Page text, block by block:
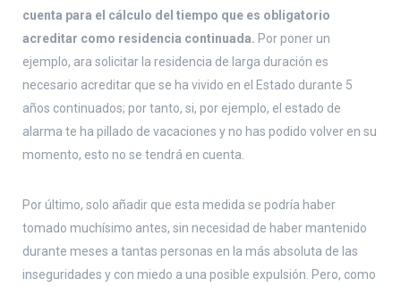
cuenta para el cálculo del tiempo que es obligatorio
acreditar como residencia continuada. Por poner un
ejemplo, ara solicitar la residencia de larga duración es
necesario acreditar que se ha vivido en el Estado durante 5
años continuados; por tanto, si, por ejemplo, el estado de
alarma te ha pillado de vacaciones y no has podido volver en su
momento, esto no se tendrá en cuenta.
Por último, solo añadir que esta medida se podría haber
tomado muchísimo antes, sin necesidad de haber mantenido
durante meses a tantas personas en la más absoluta de las
inseguridades y con miedo a una posible expulsión. Pero, como